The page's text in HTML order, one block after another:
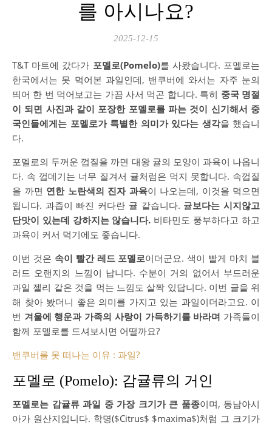
를 아시나요?
2025-12-15
T&T 마트에 갔다가 포멜로(Pomelo)를 사왔습니다. 포멜로는
한국에서는 못 먹어본 과일인데, 밴쿠버에 와서는 자주 눈의
띄어 한 번 먹어보고는 가끔 사서 먹곤 합니다. 특히 중국 명절
이 되면 사진과 같이 포장한 포멜로를 파는 것이 신기해서 중
국인들에게는 포멜로가 특별한 의미가 있다는 생각을 했습니
다.
포멜로의 두꺼운 껍질을 까면 대왕 귤의 모양이 과육이 나옵니
다. 속 껍데기는 너무 질겨서 귤처럼은 먹지 못합니다. 속껍질
을 까면 연한 노란색의 진자 과육이 나오는데, 이것을 먹으면
됩니다. 과즙이 빠진 커다란 귤 같습니다. 귤보다는 시지않고
단맛이 있는데 강하지는 않습니다. 비타민도 풍부하다고 하고
과육이 커서 먹기에도 좋습니다.
이번 것은 속이 빨간 레드 포멜로이더군요. 색이 빨게 마치 블
러드 오랜지의 느낌이 납니다. 수분이 거의 없어서 부드러운
과일 젤리 같은 것을 먹는 느낌도 살짝 있답니다. 이번 글을 위
해 찾아 봤더니 좋은 의미를 가지고 있는 과일이더라고요. 이
번 겨울에 행운과 가족의 사랑이 가득하기를 바라며 가족들이
함께 포멜로를 드셔보시면 어떨까요?
밴쿠버를 못 떠나는 이유 : 과일?
포멜로 (Pomelo): 감귤류의 거인
포멜로는 감귤류 과일 중 가장 크기가 큰 품종이며, 동남아시
아가 원산지입니다. 학명($Citrus$ $maxima$)처럼 그 크기가